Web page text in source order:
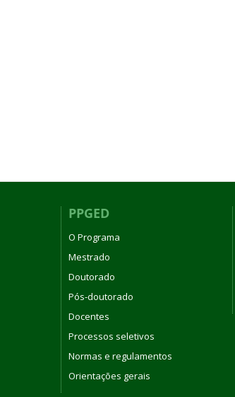
PPGED
O Programa
Mestrado
Doutorado
Pós-doutorado
Docentes
Processos seletivos
Normas e regulamentos
Orientações gerais